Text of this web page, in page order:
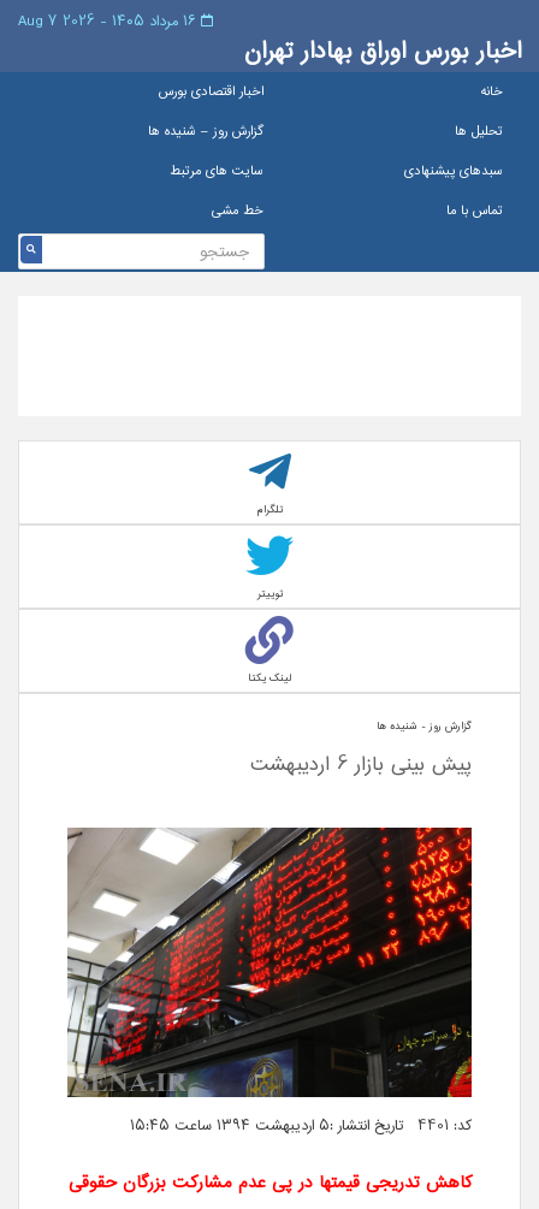
اخبار بورس اوراق بهادار تهران
خانه
اخبار اقتصادی بورس
تحلیل ها
گزارش روز – شنيده ها
سبدهای پیشنهادی
سایت های مرتبط
تماس با ما
خط مشی
تلگرام
توییتر
لینک یکتا
گزارش روز - شنيده ها
پیش بینی بازار 6 اردیبهشت
کد: 4401 تاریخ انتشار :۵ اردیبهشت ۱۳۹۴ ساعت ۱۵:۴۵
کاهش تدریجی قیمتها در پی عدم مشارکت بزرگان حقوقی